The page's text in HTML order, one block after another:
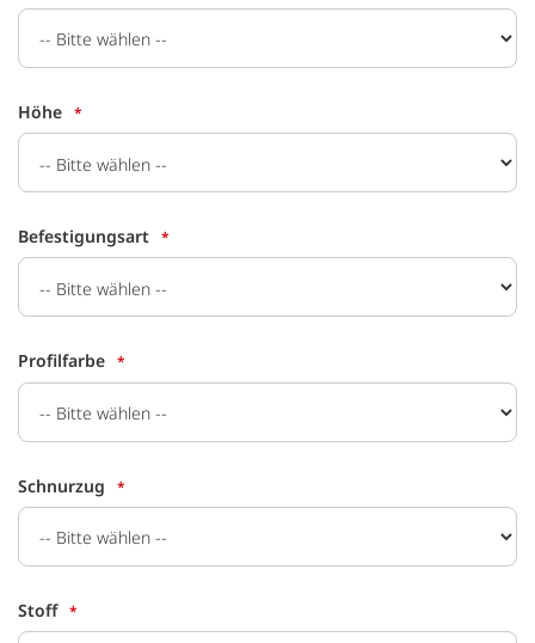
Höhe
Befestigungsart
Profilfarbe
Schnurzug
Stoff